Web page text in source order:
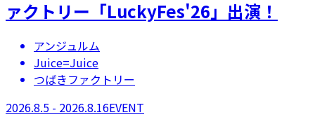
ァクトリー「LuckyFes'26」出演！
アンジュルム
Juice=Juice
つばきファクトリー
2026.8.5 - 2026.8.16EVENT